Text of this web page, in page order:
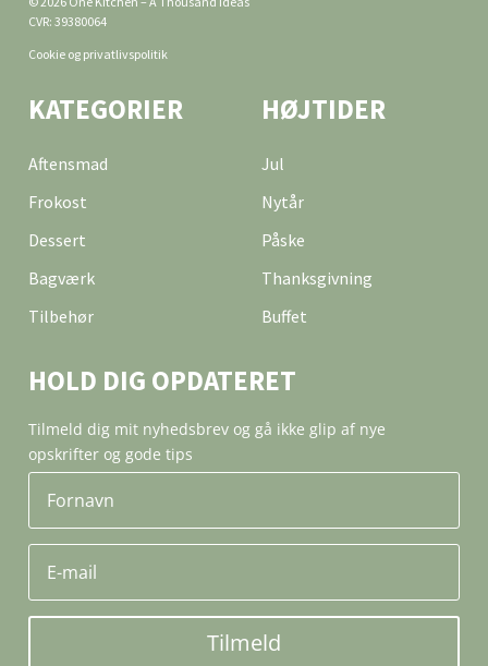
CVR: 39380064
Cookie og privatlivspolitik
KATEGORIER
Aftensmad
Frokost
Dessert
Bagværk
Tilbehør
HØJTIDER
Jul
Nytår
Påske
Thanksgivning
Buffet
HOLD DIG OPDATERET
Tilmeld dig mit nyhedsbrev og gå ikke glip af nye
opskrifter og gode tips
Tilmeld